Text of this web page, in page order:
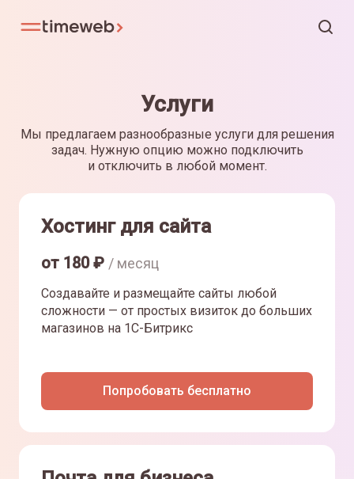
Услуги
Мы предлагаем разнообразные услуги для решения
задач. Нужную опцию можно подключить
и отключить в любой момент.
Хостинг для сайта
от 180₽ / месяц
Создавайте и размещайте сайты любой
сложности — от простых визиток до больших
магазинов на 1С-Битрикс
Попробовать бесплатно